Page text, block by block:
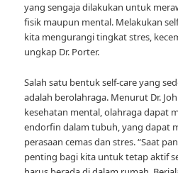
yang sengaja dilakukan untuk
fisik maupun mental. Melakukan
kita mengurangi tingkat stres,
ungkap Dr. Porter.
Salah satu bentuk self-care yang
adalah berolahraga. Menurut Dr.
kesehatan mental, olahraga dapat
endorfin dalam tubuh, yang dapat
perasaan cemas dan stres. “Saat
penting bagi kita untuk tetap aktif